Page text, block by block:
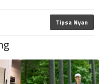
Tipsa Nyan